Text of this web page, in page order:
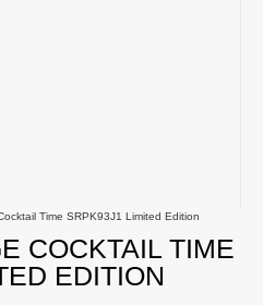
Time SRPK93J1 Limited Edition
COCKTAIL TIME
EDITION